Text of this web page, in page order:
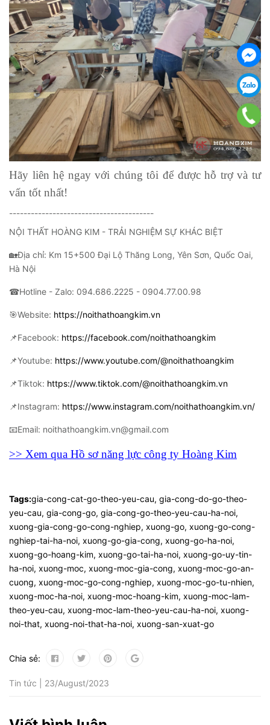
Hãy liên hệ ngay với chúng tôi để được hỗ trợ và tư
vấn tốt nhất!
----------------------------------------
NỘI THẤT HOÀNG KIM - TRẢI NGHIỆM SỰ KHÁC BIỆT
🏡Địa chỉ: Km 15+500 Đại Lộ Thăng Long, Yên Sơn, Quốc Oai,
Hà Nội
☎Hotline - Zalo: 094.686.2225 - 0904.77.00.98
🎯Website: https://noithathoangkim.vn
📌Facebook: https://facebook.com/noithathoangkim
📌Youtube: https://www.youtube.com/@noithathoangkim
📌Tiktok: https://www.tiktok.com/@noithathoangkim.vn
📌Instagram: https://www.instagram.com/noithathoangkim.vn/
📧Email: noithathoangkim.vn@gmail.com
>> Xem qua Hồ sơ năng lực công ty Hoàng Kim
Tags:gia-cong-cat-go-theo-yeu-cau, gia-cong-do-go-theo-
yeu-cau, gia-cong-go, gia-cong-go-theo-yeu-cau-ha-noi,
xuong-gia-cong-go-cong-nghiep, xuong-go, xuong-go-cong-
nghiep-tai-ha-noi, xuong-go-gia-cong, xuong-go-ha-noi,
xuong-go-hoang-kim, xuong-go-tai-ha-noi, xuong-go-uy-tin-
ha-noi, xuong-moc, xuong-moc-gia-cong, xuong-moc-go-an-
cuong, xuong-moc-go-cong-nghiep, xuong-moc-go-tu-nhien,
xuong-moc-ha-noi, xuong-moc-hoang-kim, xuong-moc-lam-
theo-yeu-cau, xuong-moc-lam-theo-yeu-cau-ha-noi, xuong-
noi-that, xuong-noi-that-ha-noi, xuong-san-xuat-go
Chia sẻ:
Tin tức | 23/August/2023